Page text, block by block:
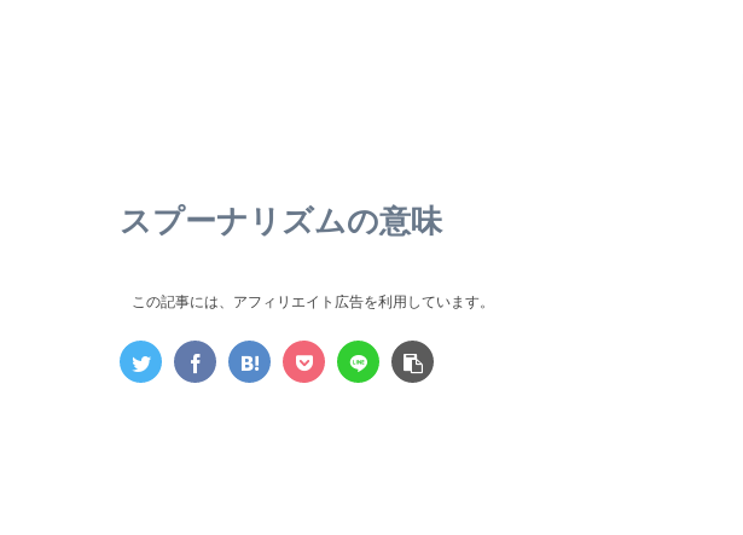
スプーナリズムの意味
この記事には、アフィリエイト広告を利用しています。